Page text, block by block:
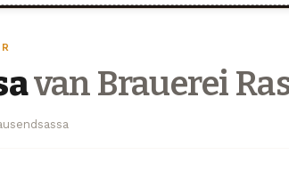
van Brauerei